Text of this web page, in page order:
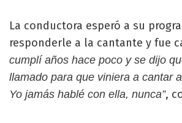
La conductora esperó a su
responderle a la cantante y fue
cumplí años hace poco y se dijo
llamado para que viniera a cantar
Yo jamás hablé con ella, nunca”,